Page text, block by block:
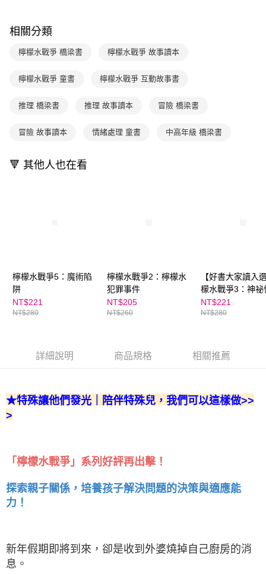
用戶於交易時，得透過本服務購買商品或服務，並由商店將買賣／分期付款
2.基於同意付款使用「大哥付你分期」之契約關係目的，商店將以您的個人
由本公司與您本人進行分期帳單所需資料之確認、核對及更正。
3.完整用戶服務條款，請詳閱以下連結：
https://oppay.tw/userRule
※ 請注意：結帳手續完成當下不需立刻繳費，但若您需要取消訂單，請聯絡
購買商品的店家。未經商家同意取消之訂單仍視為有效，需透過AFTEE先享
後付繳納相關費用。
※ 交易是否成功請以「AFTEE先享後付 」之結帳頁面顯示為準，若有關於
客戶支援中心」https://netprotections.freshdesk.com/support/home
【注意事項】
１．透過由恩沛科技股份有限公司提供之「AFTEE先享後付」服務完成之交
權轉讓予恩沛科技股份有限公司。
３．未成年的使用者請事先徵得法定代理人或監護人之同意方可使用
每筆NT$70，滿NT$800(含以上)免運費
離島宅配（澎湖、金門、馬祖、小琉球；不適用於郵局i郵箱）
每筆NT$200
相關分類
檸檬水戰爭 橋梁書 檸檬水戰爭 故事讀本
檸檬水戰爭 童書 檸檬水戰爭 互動故事書
推理 橋梁書 推理 故事讀本 冒險 橋梁書
冒險 故事讀本 情緒處理 童書 中高年級 橋梁書
🔻 其他人也在看
檸檬水戰爭5：魔術陷
阱
NT$221
NT$280
檸檬水戰爭2：檸檬水
犯罪事件
NT$205
NT$260
【好書大家讀入
檬水戰爭3：神祕
節
NT$221
NT$280
詳細說明 商品規格 相關推薦
★特殊讓他們發光｜陪伴特殊兒，我們可以這樣做>>
>
「檸檬水戰爭」系列好評再出擊！
探索親子關係，培養孩子解決問題的決策與適應能
力！
新年假期即將到來，卻是收到外婆燒掉自己廚房的消
息。